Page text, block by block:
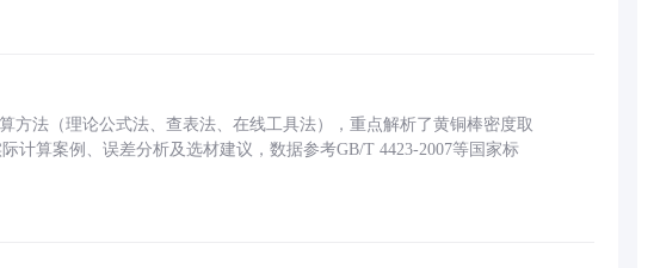
方法（理论公式法、查表法、在线工具法），重点解析了黄铜棒密度取
计算案例、误差分析及选材建议，数据参考GB/T 4423-2007等国家标